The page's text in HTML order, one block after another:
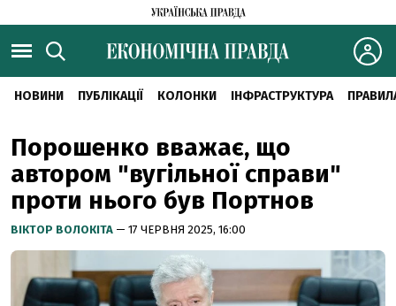
НОВИНИ ПУБЛІКАЦІЇ КОЛОНКИ ІНФРАСТРУКТУРА
Порошенко вважає, що
автором "вугільної справи"
проти нього був Портнов
ВІКТОР ВОЛОКІТА — 17 ЧЕРВНЯ 2025, 16:00